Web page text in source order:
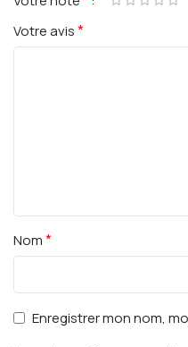
Votre avis*
Nom*
Enregistrer mon nom,